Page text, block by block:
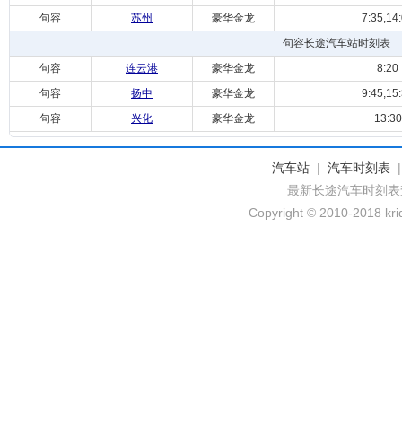
句容
苏州 豪华金龙
句容长途汽车站时刻表
句容
连云港 豪华金龙
8:20
句容
扬中 豪华金龙
句容
兴化 豪华金龙 13:30
汽车站 | 汽车时刻表
最新长途汽车时刻
Copyright © 2010-2018